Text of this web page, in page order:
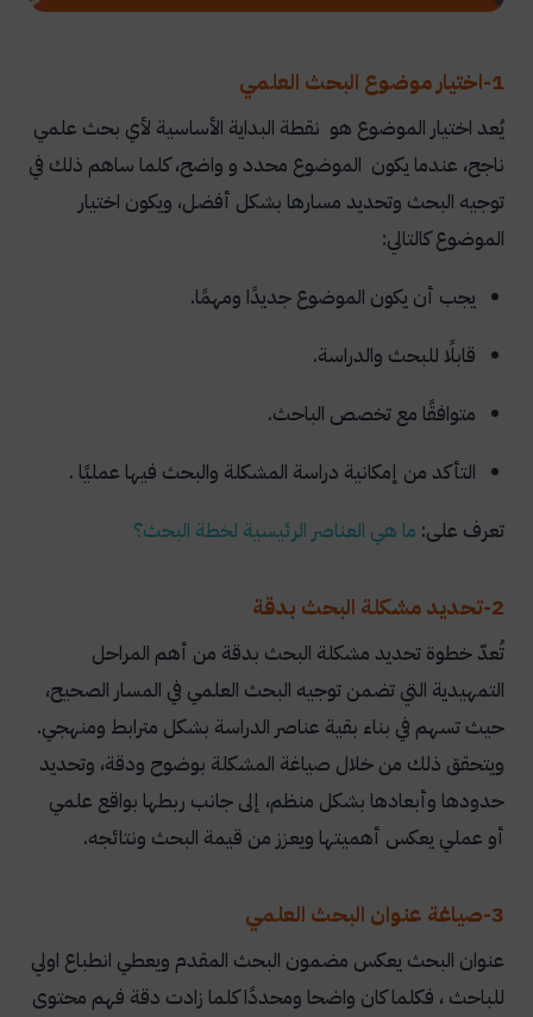
راجع البحث لغويًا ومنهجيًا قبل التسليم
المنارة شريكك لإعداد البحث العلمي باحتراف
الأسئلة الشائعة
ما أهمية مراجعة الأدبيات السابقة في البحث؟
هل يجب الاعتماد على مصادر حديثة في البحث
ما الفرق بين مشكلة البحث وأهداف البحث؟
هل يجب استخدام مراجع حديثة في البحث العلمي؟
ما الأدوات المستخدمة في جمع بيانات البحث العلمي؟
1-اختيار موضوع البحث العلمي
يُعد اختيار الموضوع هو نقطة البداية الأساسية لأي بحث علمي
ناجح، عندما يكون الموضوع محدد و واضح، كلما ساهم ذلك في
توجيه البحث وتحديد مسارها بشكل أفضل، ويكون اختيار
الموضوع كالتالي:
يجب أن يكون الموضوع جديدًا ومهمًا.
قابلًا للبحث والدراسة.
متوافقًا مع تخصص الباحث.
التأكد من إمكانية دراسة المشكلة والبحث فيها عمليًا .
تعرف على: ما هي العناصر الرئيسية لخطة البحث؟
2-تحديد مشكلة البحث بدقة
تُعدّ خطوة تحديد مشكلة البحث بدقة من أهم المراحل
التمهيدية التي تضمن توجيه البحث العلمي في المسار الصحيح،
حيث تسهم في بناء بقية عناصر الدراسة بشكل مترابط ومنهجي.
ويتحقق ذلك من خلال صياغة المشكلة بوضوح ودقة، وتحديد
حدودها وأبعادها بشكل منظم، إلى جانب ربطها بواقع علمي
أو عملي يعكس أهميتها ويعزز من قيمة البحث ونتائجه.
3-صياغة عنوان البحث العلمي
عنوان البحث يعكس مضمون البحث المقدم ويعطي انطباع اولي
للباحث ، فكلما كان واضحا ومحددًا كلما زادت دقة فهم محتوى